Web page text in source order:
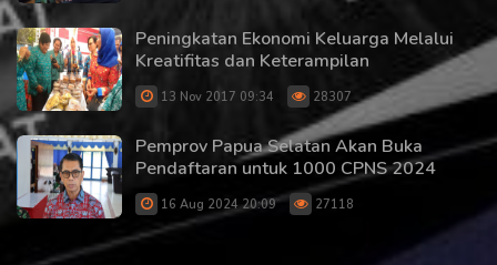
Peningkatan Ekonomi Keluarga Melalui
Kreatifitas dan Keterampilan
13 Nov 2017 09:34 28307
Pemprov Papua Selatan Akan Buka
Pendaftaran untuk 1000 CPNS 2024
16 Aug 2024 20:09 27118